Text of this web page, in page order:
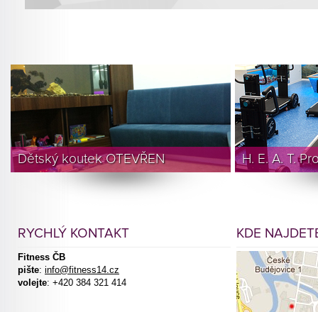
Dětský koutek OTEVŘEN H. E. A. T.
RYCHLÝ KONTAKT
Fitness ČB
pište: info@fitness14.cz
volejte: +420 384 321 414
KDE